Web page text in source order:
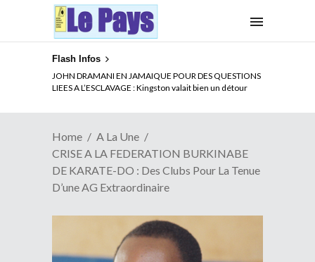
Flash Infos
ELECTION DE TALON A LA TETE DU SENAT BENINOIS :
Quand Patrice quitte le pouvoir sans partir !
Home
A La Une
CRISE A LA FEDERATION BURKINABE
DE KARATE-DO : Des Clubs Pour La Tenue
D’une AG Extraordinaire